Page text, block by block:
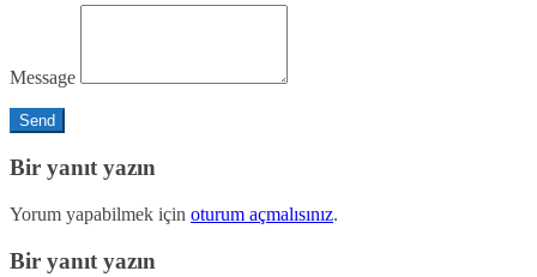
Message
Bir yanıt yazın
Yorum yapabilmek için oturum açmalısınız.
Bir yanıt yazın